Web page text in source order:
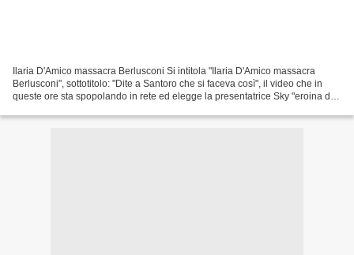
Ilaria D'Amico massacra Berlusconi Si intitola "Ilaria D'Amico massacra
Berlusconi", sottotitolo: "Dite a Santoro che si faceva così", il video che in
queste ore sta spopolando in rete ed elegge la presentatrice Sky "eroina del